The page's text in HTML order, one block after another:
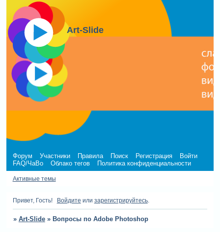
Art-Slide
Форум Участники Правила Поиск Регистрация
Войти
FAQ/ЧаВо
Облако тегов Политика конфиденциальности
Активные темы
Привет, Гость! Войдите или зарегистрируйтесь.
» Art-Slide » Вопросы по Adobe Photoshop